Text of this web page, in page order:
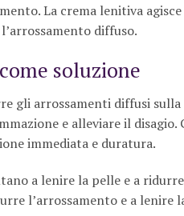
La crema lenitiva
diffuso.
soluzione
gli arrossamenti diffusi
e alleviare il disagio.
immediata e duratura.
a lenire la pelle e a
l’arrossamento e a lenire